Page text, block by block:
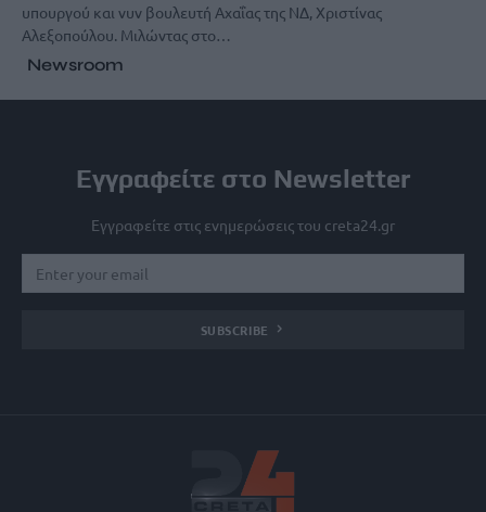
υπουργού και νυν βουλευτή Αχαΐας της ΝΔ, Χριστίνας
Αλεξοπούλου. Μιλώντας στο…
Newsroom
Εγγραφείτε στο Newsletter
Εγγραφείτε στις ενημερώσεις του creta24.gr
SUBSCRIBE